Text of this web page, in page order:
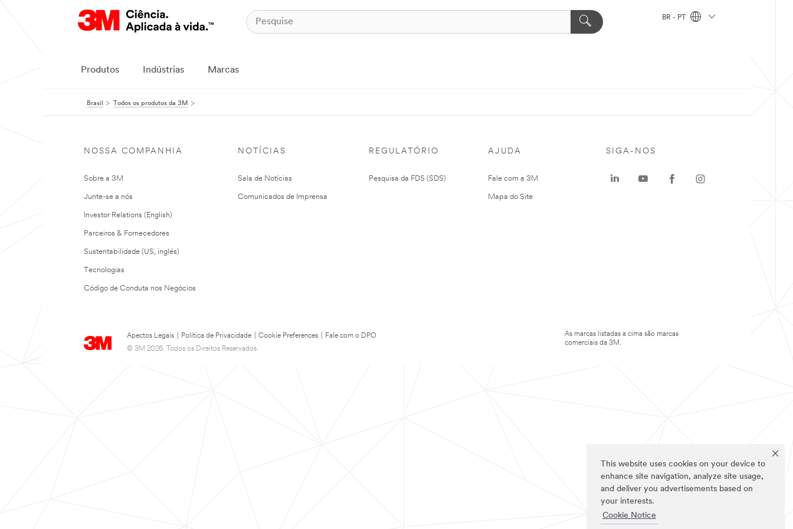
This website uses cookies on your device to
enhance site navigation, analyze site usage,
and deliver you advertisements based on
your interests.
Cookie Notice
BR - PT
Produtos Indústrias Marcas
Brasil Todos os produtos da 3M
NOSSA COMPANHIA
Sobre a 3M
Junte-se a nós
Investor Relations (English)
Parceiros & Fornecedores
Sustentabilidade (US, inglés)
Tecnologias
Código de Conduta nos Negócios
NOTÍCIAS
Sala de Notícias
Comunicados de Imprensa
REGULATÓRIO
Pesquisa da FDS (SDS)
AJUDA
Fale com a 3M
Mapa do Site
Apectos Legais Política de Privacidade Cookie Preferences
Fale com o DPO
© 3M 2026. Todos os Direitos Reservados.
SIGA-NOS
As marcas listadas a cima são marcas
comerciais da 3M.